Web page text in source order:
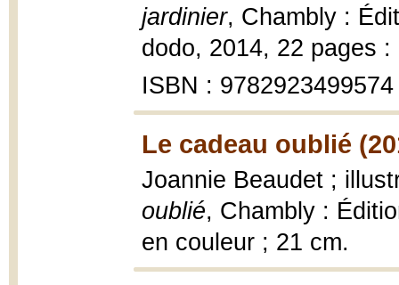
jardinier, Chambly :
dodo, 2014, 22 pages
ISBN : 9782923499574
Le cadeau oublié
Joannie Beaudet ;
oublié, Chambly :
en couleur ; 21 cm.